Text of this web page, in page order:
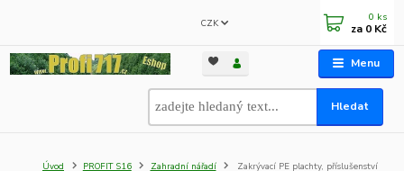
Menu
CZK
Hledat
0 ks
za 0 Kč
Úvod PROFIT S16 Zahradní nářadí Zakrývací PE plachty, příslušenství